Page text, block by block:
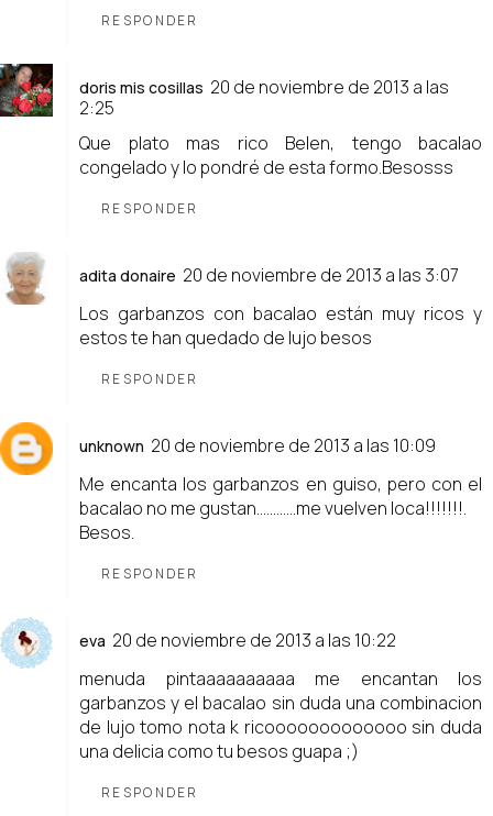
RESPONDER
doris mis cosillas 20 de noviembre de 2013 a las
2:25
Que plato mas rico Belen, tengo bacalao
congelado y lo pondré de esta formo.Besosss
RESPONDER
adita donaire 20 de noviembre de 2013 a las 3:07
Los garbanzos con bacalao están muy ricos y
estos te han quedado de lujo besos
RESPONDER
unknown 20 de noviembre de 2013 a las 10:09
Me encanta los garbanzos en guiso, pero con el
bacalao no me gustan............me vuelven loca!!!!!!!.
Besos.
RESPONDER
eva 20 de noviembre de 2013 a las 10:22
menuda pintaaaaaaaaaa me encantan los
garbanzos y el bacalao sin duda una combinacion
de lujo tomo nota k ricooooooooooooo sin duda
una delicia como tu besos guapa ;)
RESPONDER